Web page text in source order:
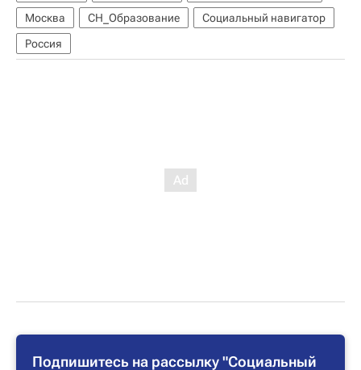
Москва
СН_Образование
Социальный навигатор
Россия
Подпишитесь на рассылку "Социальный